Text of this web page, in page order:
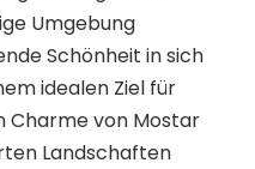
Umgebung
Schönheit in sich
idealen Ziel für
Charme von Mostar
Landschaften